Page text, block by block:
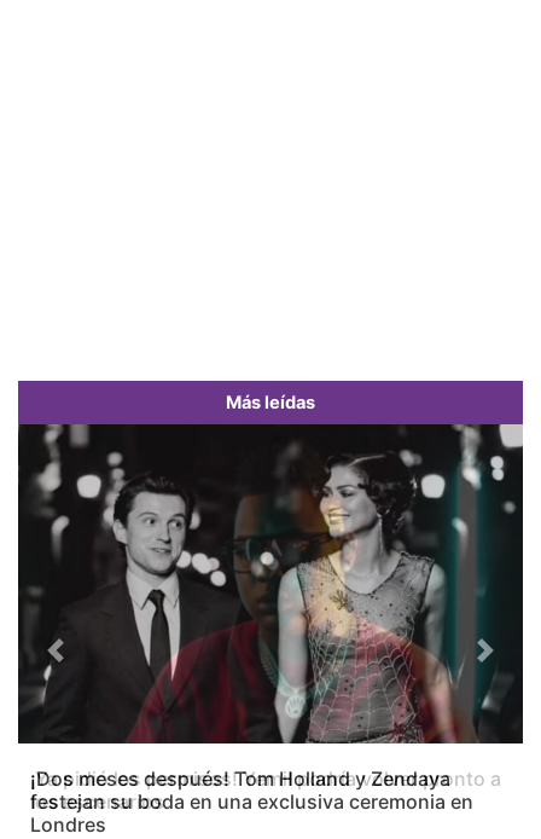
Más leídas
¡Dos meses después! Tom Holland y Zendaya
festejan su boda en una exclusiva ceremonia en
Londres
Previous Next